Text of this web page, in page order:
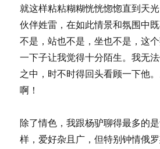
就这样粘粘糊糊恍恍惚惚直到天
伙伴姓雷，在如此情景和氛围中
不是，站也不是，坐也不是，这
一下子让我觉得十分陌生。我无
之中，时不时得回头看顾一下他
啊！
除了情色，我跟杨驴聊得最多的
样，爱好杂且广，但特别钟情俄